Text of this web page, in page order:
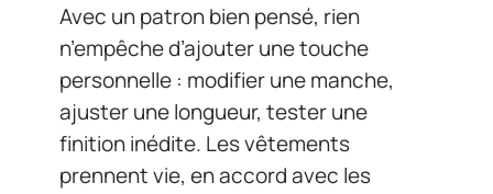
Avec un patron bien pensé, rien
n’empêche d’ajouter une touche
personnelle : modifier une manche,
ajuster une longueur, tester une
finition inédite. Les vêtements
prennent vie, en accord avec les